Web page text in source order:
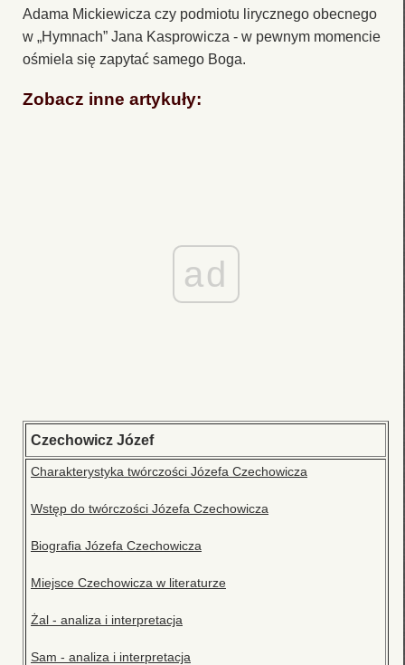
Adama Mickiewicza czy podmiotu lirycznego obecnego
w „Hymnach” Jana Kasprowicza - w pewnym momencie
ośmiela się zapytać samego Boga.
Zobacz inne artykuły:
ad
Czechowicz Józef
Charakterystyka twórczości Józefa Czechowicza
Wstęp do twórczości Józefa Czechowicza
Biografia Józefa Czechowicza
Miejsce Czechowicza w literaturze
Żal - analiza i interpretacja
Sam - analiza i interpretacja